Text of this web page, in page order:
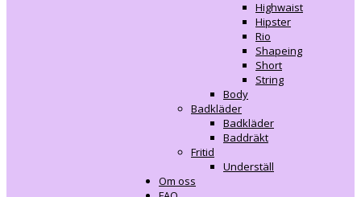
Highwaist
Hipster
Rio
Shapeing
Short
String
Body
Badkläder
Badkläder
Baddräkt
Fritid
Underställ
Om oss